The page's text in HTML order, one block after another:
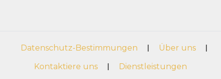
Datenschutz-Bestimmungen | Über uns
|
Kontaktiere uns
|
Dienstleistungen